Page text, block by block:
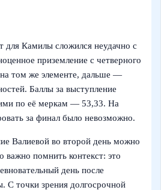
для Камилы сложился неудачно с
приземление с четверного
на том же элементе, дальше —
Баллы за выступление
по её меркам — 53,33. На
за финал было невозможно.
Валиевой во второй день можно
важно помнить контекст: это
день после
С точки зрения долгосрочной